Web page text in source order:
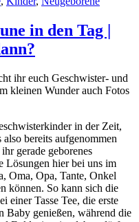
in den Tag |
ihr euch Geschwister- und
kleinen Wunder auch Fotos
in der Zeit,
bereits aufgenommen
gerade geborenes
Lösungen hier bei uns im
Oma, Opa, Tante, Onkel
können. So kann sich die
einer Tasse Tee, die erste
Baby genießen, während die